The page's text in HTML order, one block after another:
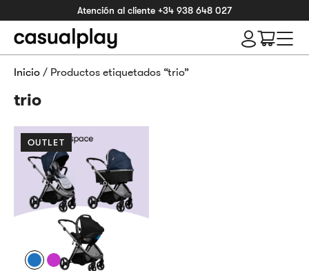
Atención al cliente +34 938 648 027
Inicio / Productos etiquetados “trio”
trio
OUTLET